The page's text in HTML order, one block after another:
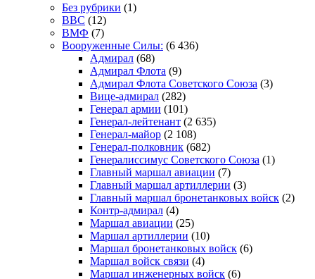
Без рубрики (1)
ВВС (12)
ВМФ (7)
Вооруженные Силы: (6 436)
Адмирал (68)
Адмирал Флота (9)
Адмирал Флота Советского Союза (3)
Вице-адмирал (282)
Генерал армии (101)
Генерал-лейтенант (2 635)
Генерал-майор (2 108)
Генерал-полковник (682)
Генералиссимус Советского Союза (1)
Главный маршал авиации (7)
Главный маршал артиллерии (3)
Главный маршал бронетанковых войск (2)
Контр-адмирал (4)
Маршал авиации (25)
Маршал артиллерии (10)
Маршал бронетанковых войск (6)
Маршал войск связи (4)
Маршал инженерных войск (6)